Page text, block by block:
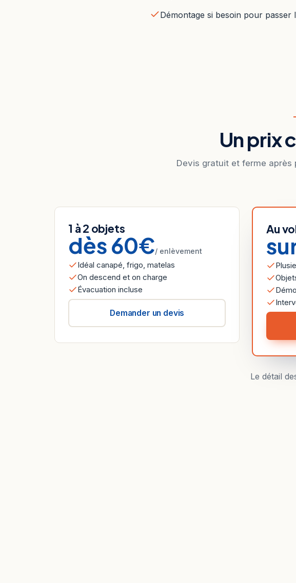
Démontage si besoin pour passer
Un prix
Devis gratuit et ferme
1 à 2 objets
dès 60€/ enlèvement
Idéal canapé, frigo, matelas
On descend et on charge
Évacuation incluse
Demander un devis
Au
Le détail